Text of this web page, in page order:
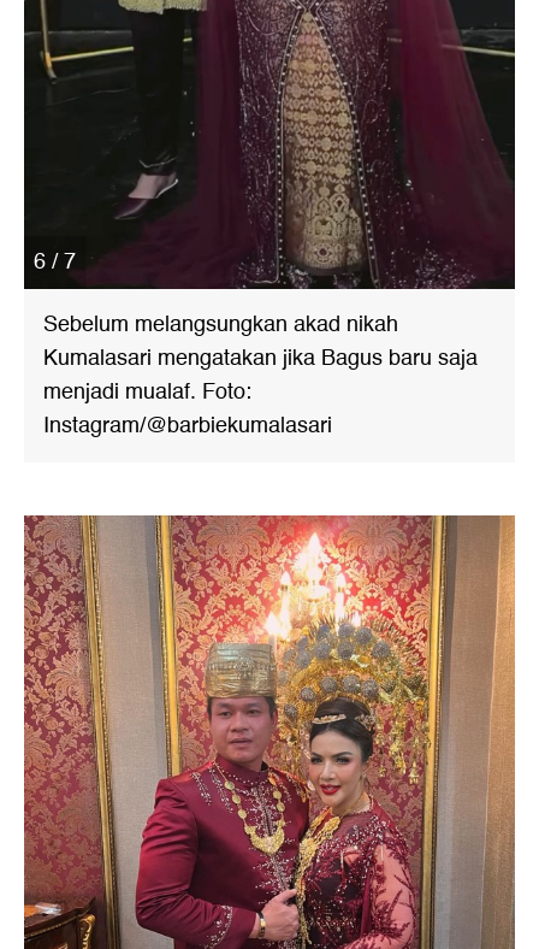
6 / 7
Sebelum melangsungkan akad nikah
Kumalasari mengatakan jika Bagus baru saja
menjadi mualaf. Foto:
Instagram/@barbiekumalasari